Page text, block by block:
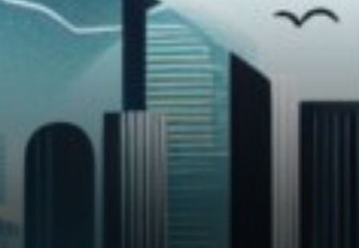
peuvent être…